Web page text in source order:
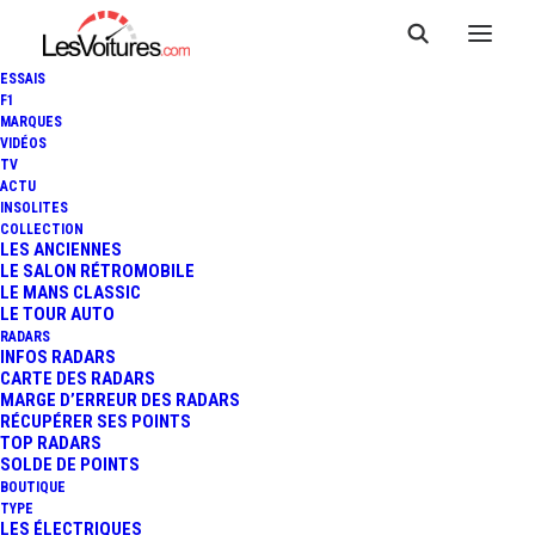
ESSAIS
F1
MARQUES
VIDÉOS
TV
ACTU
INSOLITES
COLLECTION
LES ANCIENNES
LE SALON RÉTROMOBILE
LE MANS CLASSIC
LE TOUR AUTO
RADARS
INFOS RADARS
CARTE DES RADARS
MARGE D’ERREUR DES RADARS
RÉCUPÉRER SES POINTS
TOP RADARS
SOLDE DE POINTS
BOUTIQUE
TYPE
LES ÉLECTRIQUES
23 juillet 2018
LA TRAVERSÉE DE